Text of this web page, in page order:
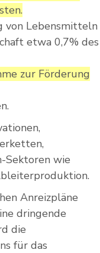
von Lebensmitteln
etwa 0,7% des
zur Förderung
Sektoren wie
Anreizpläne
dringende
die
für das